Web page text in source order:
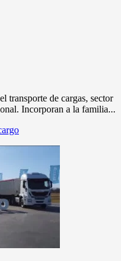
transporte de cargas, sector
Incorporan a la familia...